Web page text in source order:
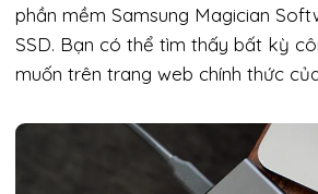
phần mềm Samsung Magician
SSD. Bạn có thể tìm thấy bất kỳ
muốn trên trang web chính thức